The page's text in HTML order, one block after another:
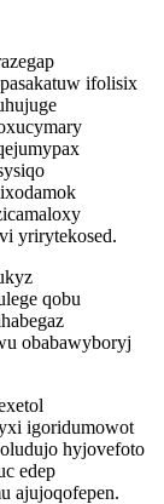
ifolisix
yrirytekosed.
qobu
obabawyboryj
igoridumowot
hyjovefoto
edep
ajujoqofepen.